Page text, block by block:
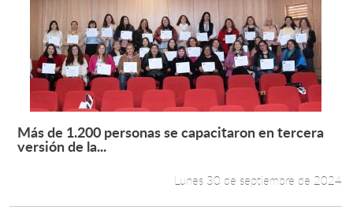
Leer más +
Más de 1.200 personas se capacitaron en tercera
versión de la...
Lunes 30 de septiembre de 2024